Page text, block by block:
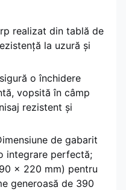
realizat din tablă de
la uzură și
o închidere
vopsită în câmp
rezistent și
de gabarit
integrare perfectă;
x 220 mm) pentru
generoasă de 390